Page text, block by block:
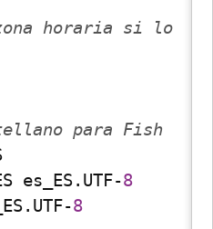
horaria si lo
para Fish
LANG es_ES
es_ES.UTF-8
8